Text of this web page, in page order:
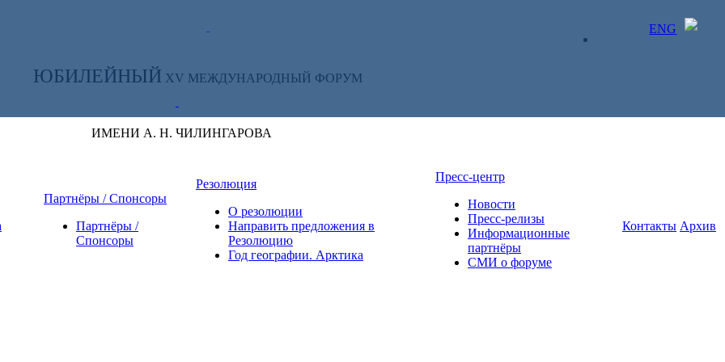
ENG
ЛИЧНЫЙ КАБИНЕТ
ЮБИЛЕЙНЫЙ XV МЕЖДУНАРОДНЫЙ ФОРУМ
ИМЕНИ А. Н. ЧИЛИНГАРОВА
Партнёры / Спонсоры
Партнёры /
Спонсоры
Резолюция
О резолюции
Направить предложения в
Резолюцию
Год географии. Арктика
Пресс-центр
Новости
Пресс-релизы
Информационные
партнёры
СМИ о форуме
Контакты Архив